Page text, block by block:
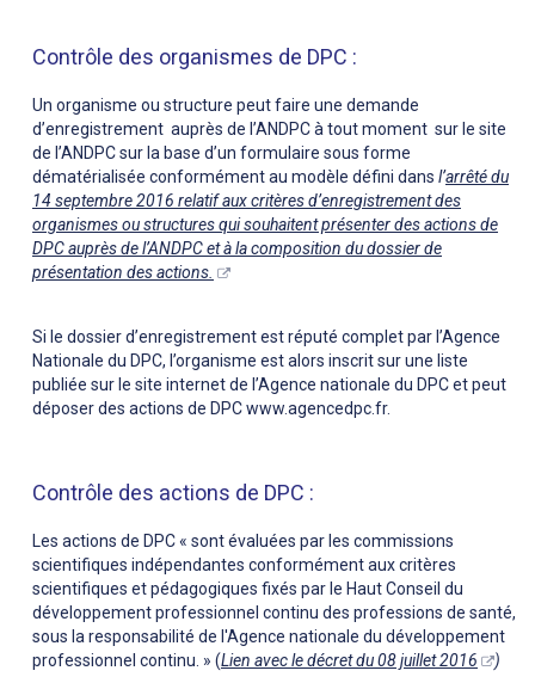
Contrôle des organismes de DPC :
Un organisme ou structure peut faire une demande
d’enregistrement auprès de l’ANDPC à tout moment sur le site
de l’ANDPC sur la base d’un formulaire sous forme
dématérialisée conformément au modèle défini dans l’arrêté du
14 septembre 2016 relatif aux critères d’enregistrement des
organismes ou structures qui souhaitent présenter des actions de
DPC auprès de l’ANDPC et à la composition du dossier de
présentation des actions.
Si le dossier d’enregistrement est réputé complet par l’Agence
Nationale du DPC, l’organisme est alors inscrit sur une liste
publiée sur le site internet de l’Agence nationale du DPC et peut
déposer des actions de DPC www.agencedpc.fr.
Contrôle des actions de DPC :
Les actions de DPC « sont évaluées par les commissions
scientifiques indépendantes conformément aux critères
scientifiques et pédagogiques fixés par le Haut Conseil du
développement professionnel continu des professions de santé,
sous la responsabilité de l'Agence nationale du développement
professionnel continu. » (Lien avec le décret du 08 juillet 2016 )